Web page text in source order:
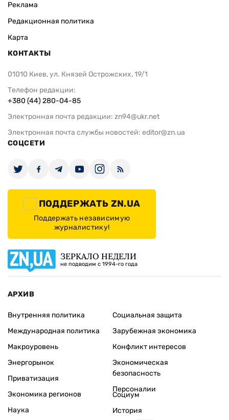
Реклама
Редакционная политика
Карта
КОНТАКТЫ
01010 Киев, ул. Князей Острожских, 19/1
Телефон редакции:
+380 (44) 280-04-85
Электронная почта редакции: zn94@ukr.net
Электронная почта службы новостей: editor@zn.ua
СОЦСЕТИ
ПОДДЕРЖАТЬ ZN.UA
Поддержать независимую
журналистику!
ЗЕРКАЛО НЕДЕЛИ
не подводим с 1994-го года
АРХИВ
Внутренняя политика
Международная политика
Макроуровень
Энергорынок
Приватизация
Экономика регионов
Социальная защита
Зарубежная экономика
Конфликт интересов
Экономическая
безопасность
Персоналии
Наука
Социум
История